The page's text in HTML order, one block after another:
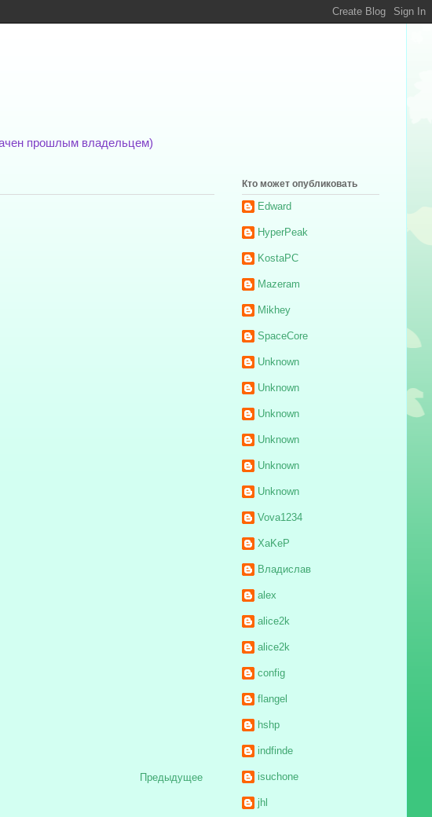
прошлым владельцем)
Предыдущее
Кто может опубликовать
Edward
HyperPeak
KostaPC
Mazeram
Mikhey
SpaceCore
Unknown
Unknown
Unknown
Unknown
Unknown
Unknown
Vova1234
XaKeP
Владислав
alex
alice2k
alice2k
config
flangel
hshp
indfinde
isuchone
jhl